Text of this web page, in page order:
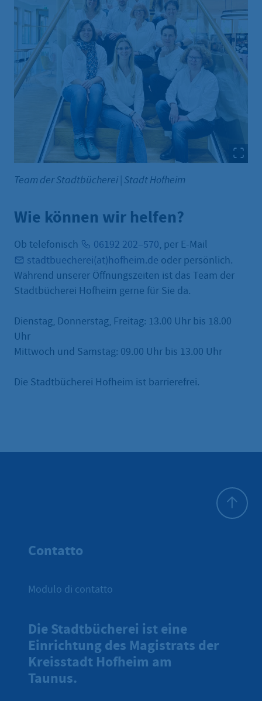
Team der Stadtbücherei Stadt Hofheim
Wie können wir helfen?
Ob telefonisch 06192 202–570, per E-Mail
stadtbuecherei(at)hofheim.de oder persönlich.
Während unserer Öffnungszeiten ist das Team der
Stadtbücherei Hofheim gerne für Sie da.
Dienstag, Donnerstag, Freitag: 13.00 Uhr bis 18.00
Uhr
Mittwoch und Samstag: 09.00 Uhr bis 13.00 Uhr
Die Stadtbücherei Hofheim ist barrierefrei.
Contatto
Modulo di contatto
Die Stadtbücherei ist eine
Einrichtung des Magistrats der
Kreisstadt Hofheim am
Taunus.